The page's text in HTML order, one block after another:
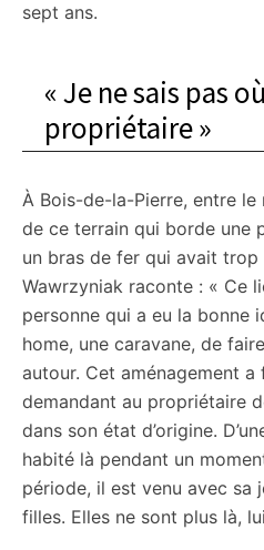
sept ans.
« Je ne sais pas
propriétaire »
À Bois-de-la-Pierre, entre
de ce terrain qui borde une
un bras de fer qui avait trop
Wawrzyniak raconte : « Ce
personne qui a eu la bonne
home, une caravane, de
autour. Cet aménagement a
demandant au propriétaire
dans son état d’origine.
habité là pendant un
période, il est venu avec sa
filles. Elles ne sont plus là,